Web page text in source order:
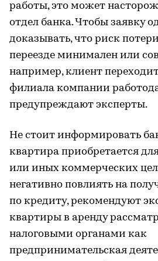
работы, это может
отдел банка. Чтобы заявку
доказывать, что риск
переезде минимален или
например, клиент
филиала компании
предупреждают эксперты.
Не стоит информировать
квартира приобретается
или иных коммерческих
негативно повлиять на
по кредиту, рекомендуют
квартиры в аренду
налоговыми органами как
предпринимательская